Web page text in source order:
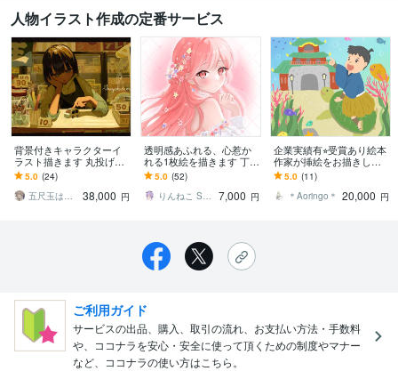
人物イラスト作成の定番サービス
背景付きキャラクターイ
ラスト描きます 丸投げで
サムネイル作成 MV、楽
曲ジャケット、Vtuber等
5.0 (24)
五尺玉はぜる
38,000 円
透明感あふれる、心惹か
れる1枚絵を描きます 丁寧
にご相談しながら！活動
を彩る大切な1枚を制作し
ます！
5.0 (52)
りんねこ Sazuki Rin
7,000 円
企業実績有⭐︎受賞あり絵本
作家が挿絵をお描きしま
す 商用利用OK！/雑誌挿
絵、絵本、漫画、教材、w
ebデザイン
5.0 (11)
＊Aoringo＊ 20,000 円
ご利用ガイド
サービスの出品、購入、取引の流れ、お支払い方法・手数料
や、ココナラを安心・安全に使って頂くための制度やマナー
など、ココナラの使い方はこちら。